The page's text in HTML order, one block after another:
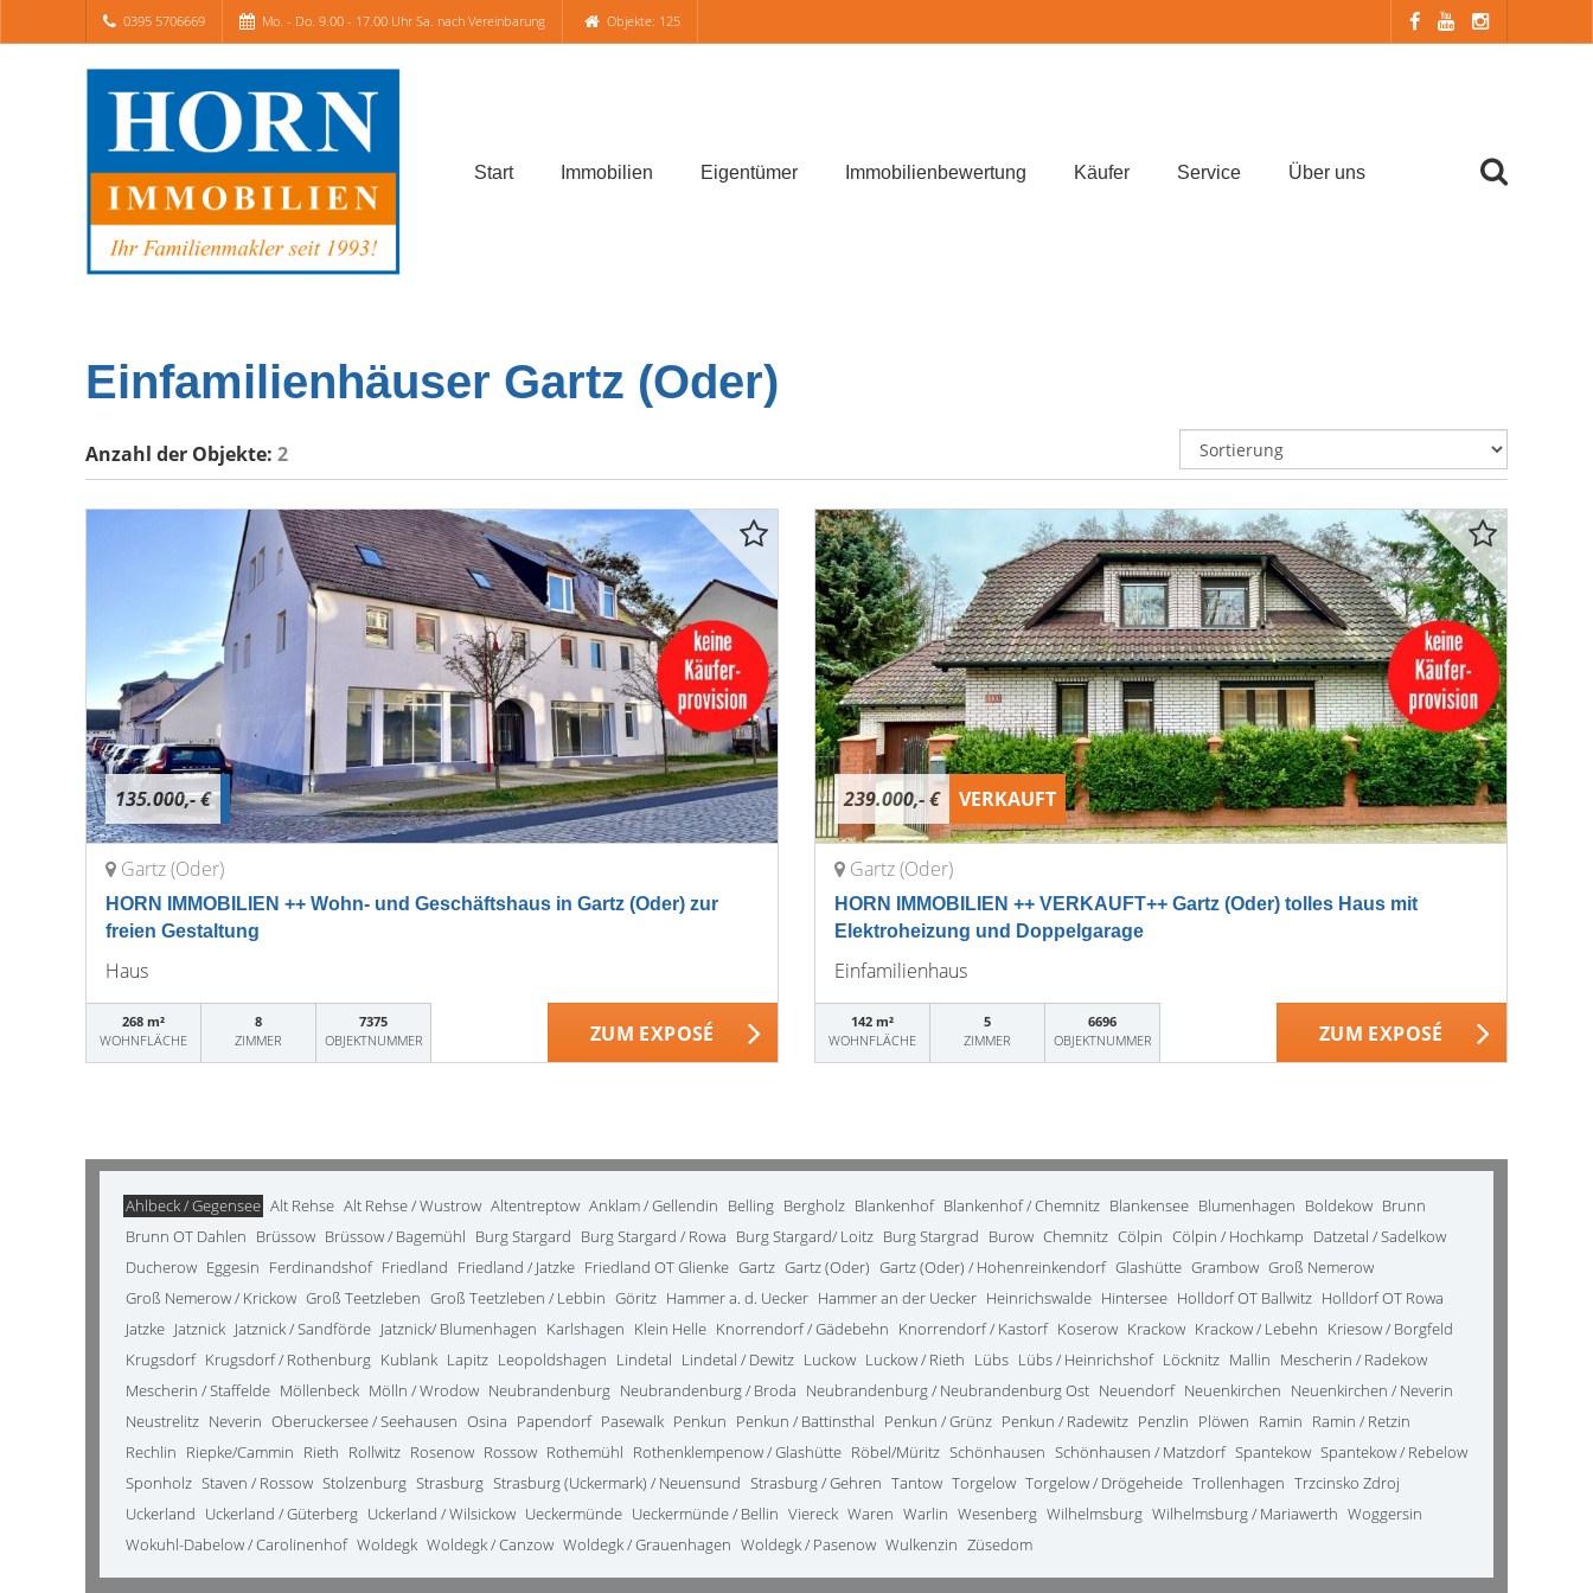
0395 5706669 Mo. - Do. 9.00 - 17.00 Uhr Sa. nach Vereinbarung Objekte: 125
Start Immobilien Eigentümer Immobilienbewertung Käufer Service Über uns
Einfamilienhäuser Gartz (Oder)
Anzahl der Objekte: 2
135.000,- €
Gartz (Oder)
HORN IMMOBILIEN ++ Wohn- und Geschäftshaus in Gartz (Oder) zur
freien Gestaltung
Haus
268 m²
WOHNFLÄCHE
8
ZIMMER
7375
OBJEKTNUMMER
ZUM EXPOSÉ
239.000,- € VERKAUFT
Gartz (Oder)
HORN IMMOBILIEN ++ VERKAUFT++ Gartz (Oder) tolles Haus mit
Elektroheizung und Doppelgarage
Einfamilienhaus
142 m²
WOHNFLÄCHE
5
ZIMMER
6696
OBJEKTNUMMER
ZUM EXPOSÉ
Ahlbeck / Gegensee Alt Rehse Alt Rehse / Wustrow Altentreptow Anklam / Gellendin Belling Bergholz Blankenhof Blankenhof / Chemnitz Blankensee Blumenhagen Boldekow Brunn
Brunn OT Dahlen Brüssow Brüssow / Bagemühl Burg Stargard Burg Stargard / Rowa Burg Stargard/ Loitz Burg Stargrad Burow Chemnitz Cölpin Cölpin / Hochkamp Datzetal / Sadelkow
Ducherow Eggesin Ferdinandshof Friedland Friedland / Jatzke Friedland OT Glienke Gartz Gartz (Oder) Gartz (Oder) / Hohenreinkendorf Glashütte Grambow Groß Nemerow
Groß Nemerow / Krickow Groß Teetzleben Groß Teetzleben / Lebbin Göritz Hammer a. d. Uecker Hammer an der Uecker Heinrichswalde Hintersee Holldorf OT Ballwitz Holldorf OT Rowa
Jatzke Jatznick Jatznick / Sandförde Jatznick/ Blumenhagen Karlshagen Klein Helle Knorrendorf / Gädebehn Knorrendorf / Kastorf Koserow Krackow Krackow / Lebehn Kriesow / Borgfeld
Krugsdorf Krugsdorf / Rothenburg Kublank Lapitz Leopoldshagen Lindetal Lindetal / Dewitz Luckow Luckow / Rieth Lübs Lübs / Heinrichshof Löcknitz Mallin Mescherin / Radekow
Mescherin / Staffelde Möllenbeck Mölln / Wrodow Neubrandenburg Neubrandenburg / Broda Neubrandenburg / Neubrandenburg Ost Neuendorf Neuenkirchen Neuenkirchen / Neverin
Neustrelitz Neverin Oberuckersee / Seehausen Osina Papendorf Pasewalk Penkun Penkun / Battinsthal Penkun / Grünz Penkun / Radewitz Penzlin Plöwen Ramin Ramin / Retzin
Rechlin Riepke/Cammin Rieth Rollwitz Rosenow Rossow Rothemühl Rothenklempenow / Glashütte Röbel/Müritz Schönhausen Schönhausen / Matzdorf Spantekow Spantekow / Rebelow
Sponholz Staven / Rossow Stolzenburg Strasburg Strasburg (Uckermark) / Neuensund Strasburg / Gehren Tantow Torgelow Torgelow / Drögeheide Trollenhagen Trzcinsko Zdroj
Uckerland Uckerland / Güterberg Uckerland / Wilsickow Ueckermünde Ueckermünde / Bellin Viereck Waren Warlin Wesenberg Wilhelmsburg Wilhelmsburg / Mariawerth Woggersin
Wokuhl-Dabelow / Carolinenhof Woldegk Woldegk / Canzow Woldegk / Grauenhagen Woldegk / Pasenow Wulkenzin Züsedom